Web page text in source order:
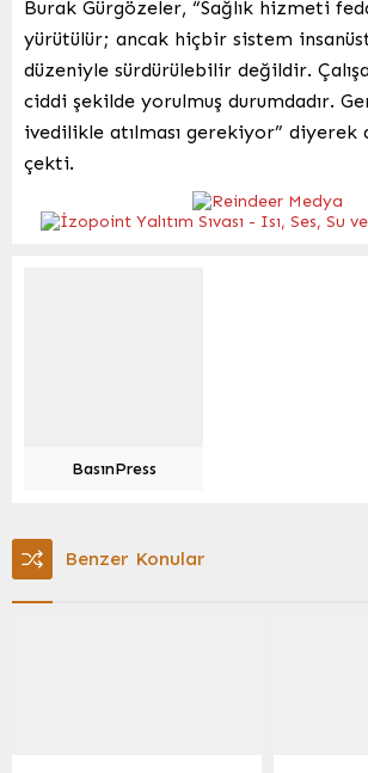
Burak Gürgözeler, “Sağlık hizmeti
yürütülür; ancak hiçbir sistem
düzeniyle sürdürülebilir değildir.
ciddi şekilde yorulmuş durumdadır.
ivedilikle atılması gerekiyor” diyerek
çekti.
BasınPress
Benzer Konular